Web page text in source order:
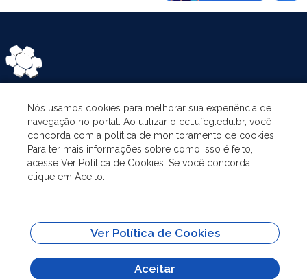
ASSUNTOS
O PROGRAMA
ADMINISTRAÇÃO
Nós usamos cookies para melhorar sua experiência de
navegação no portal. Ao utilizar o cct.ufcg.edu.br, você
concorda com a política de monitoramento de cookies.
Para ter mais informações sobre como isso é feito,
acesse Ver Política de Cookies. Se você concorda,
clique em Aceito.
Ver Política de Cookies
Aceitar